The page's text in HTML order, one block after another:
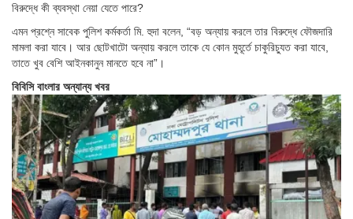
বিরুদ্ধে কী ব্যবস্থা নেয়া যেতে পারে?
এমন প্রশ্নে সাবেক পুলিশ কর্মকর্তা মি. হুদা বলেন, “বড় অন্যায় করলে তার বিরুদ্ধে ফৌজদারি
মামলা করা যাবে। আর ছোটখাটো অন্যায় করলে তাকে যে কোন মুহূর্তে চাকুরিচ্যুত করা যাবে,
তাতে খুব বেশি আইনকানুন মানতে হবে না”।
বিবিসি বাংলার অন্যান্য খবর